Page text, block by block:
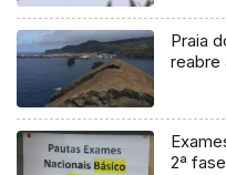
Praia
reabre
2ª